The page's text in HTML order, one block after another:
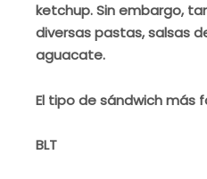
ketchup. Sin embargo,
diversas pastas, salsas
aguacate.
El tipo de sándwich más
BLT